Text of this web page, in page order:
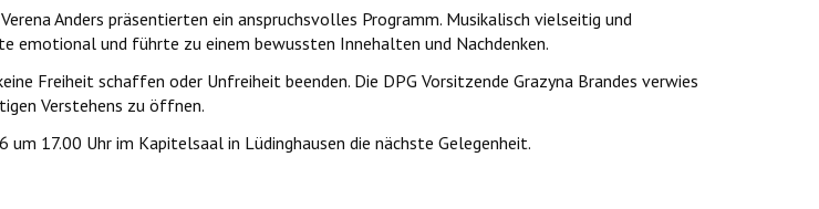
Anders präsentierten ein anspruchsvolles Programm. Musikalisch vielseitig und
emotional und führte zu einem bewussten Innehalten und Nachdenken.
Freiheit schaffen oder Unfreiheit beenden. Die DPG Vorsitzende Grazyna Brandes verwies
Verstehens zu öffnen.
17.00 Uhr im Kapitelsaal in Lüdinghausen die nächste Gelegenheit.